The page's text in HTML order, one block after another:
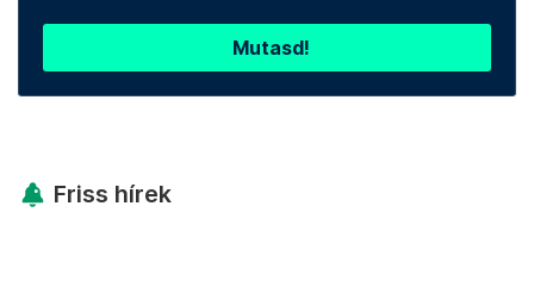
Mutasd!
Friss hírek